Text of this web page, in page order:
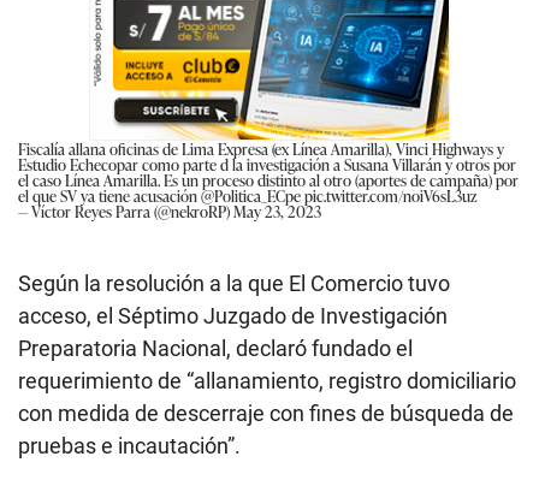
Fiscalía allana oficinas de Lima Expresa (ex Línea Amarilla), Vinci Highways y
Estudio Echecopar como parte d la investigación a Susana Villarán y otros por
el caso Línea Amarilla. Es un proceso distinto al otro (aportes de campaña) por
el que SV ya tiene acusación@Politica_ECpepic.twitter.com/noiV6sL3uz
— Víctor Reyes Parra (@nekroRP)May 23, 2023
Según la resolución a la que El Comercio tuvo
acceso, el Séptimo Juzgado de Investigación
Preparatoria Nacional, declaró fundado el
requerimiento de “allanamiento, registro domiciliario
con medida de descerraje con fines de búsqueda de
pruebas e incautación”.